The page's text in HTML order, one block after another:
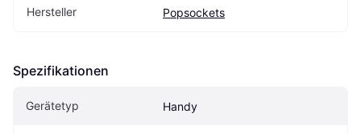
Hersteller Popsockets
Spezifikationen
Gerätetyp Handy